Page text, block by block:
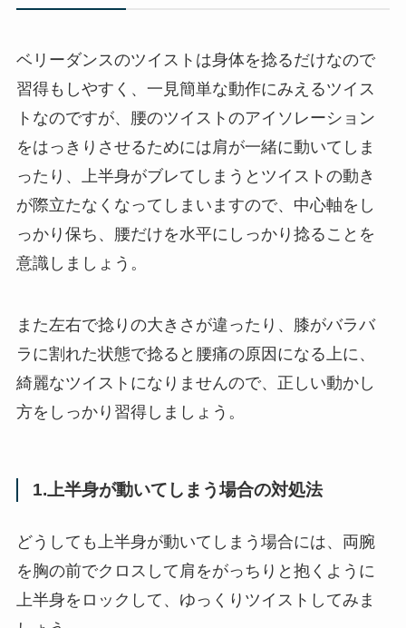
ベリーダンスのツイストは身体を捻るだけなので
習得もしやすく、一見簡単な動作にみえるツイス
トなのですが、腰のツイストのアイソレーション
をはっきりさせるためには肩が一緒に動いてしま
ったり、上半身がブレてしまうとツイストの動き
が際立たなくなってしまいますので、中心軸をし
っかり保ち、腰だけを水平にしっかり捻ることを
意識しましょう。
また左右で捻りの大きさが違ったり、膝がバラバ
ラに割れた状態で捻ると腰痛の原因になる上に、
綺麗なツイストになりませんので、正しい動かし
方をしっかり習得しましょう。
1.上半身が動いてしまう場合の対処法
どうしても上半身が動いてしまう場合には、両腕
を胸の前でクロスして肩をがっちりと抱くように
上半身をロックして、ゆっくりツイストしてみま